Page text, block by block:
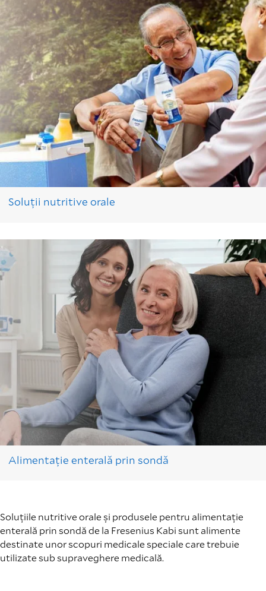
Soluții nutritive orale
Alimentație enterală prin sondă
Soluțiile nutritive orale și produsele pentru alimentație
enterală prin sondă de la Fresenius Kabi sunt alimente
destinate unor scopuri medicale speciale care trebuie
utilizate sub supraveghere medicală.